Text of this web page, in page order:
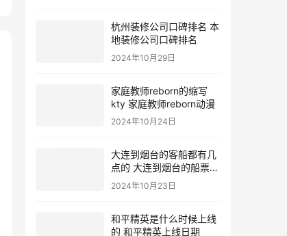
杭州装修公司口碑排名 本
地装修公司口碑排名
2024年10月29日
家庭教师reborn的缩写
kty 家庭教师reborn动漫
2024年10月24日
大连到烟台的客船都有几
点的 大连到烟台的船票价
格
2024年10月23日
和平精英是什么时候上线
的 和平精英上线日期